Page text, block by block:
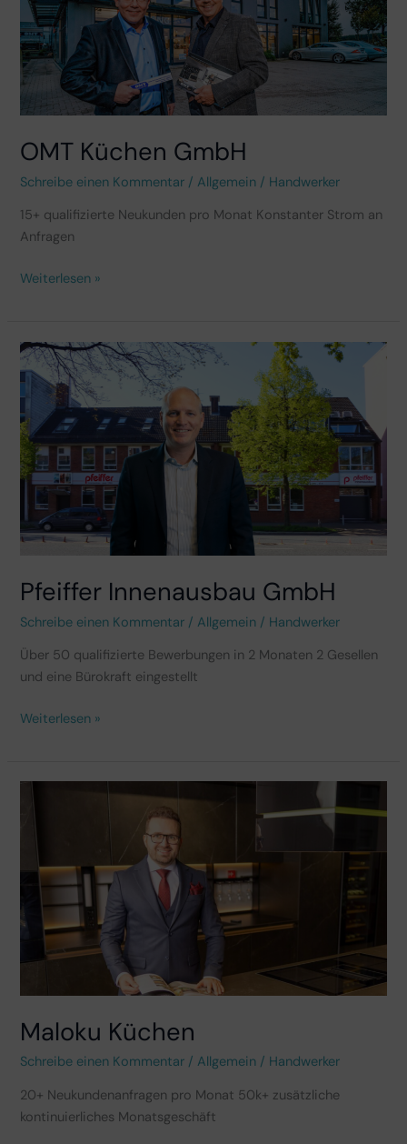
OMT Küchen GmbH
Schreibe einen Kommentar / Allgemein / Handwerker
15+ qualifizierte Neukunden pro Monat Konstanter Strom an
Anfragen
Weiterlesen »
Pfeiffer Innenausbau GmbH
Schreibe einen Kommentar / Allgemein / Handwerker
Über 50 qualifizierte Bewerbungen in 2 Monaten 2 Gesellen
und eine Bürokraft eingestellt
Pfeiffer
Innenausbau
GmbH
Weiterlesen »
Maloku Küchen
Schreibe einen Kommentar / Allgemein / Handwerker
20+ Neukundenanfragen pro Monat 50k+ zusätzliche
kontinuierliches Monatsgeschäft